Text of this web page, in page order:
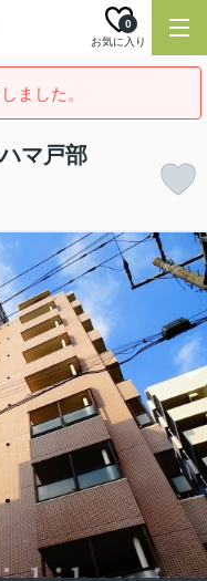
お気に入り
0
ました。
マ戸部